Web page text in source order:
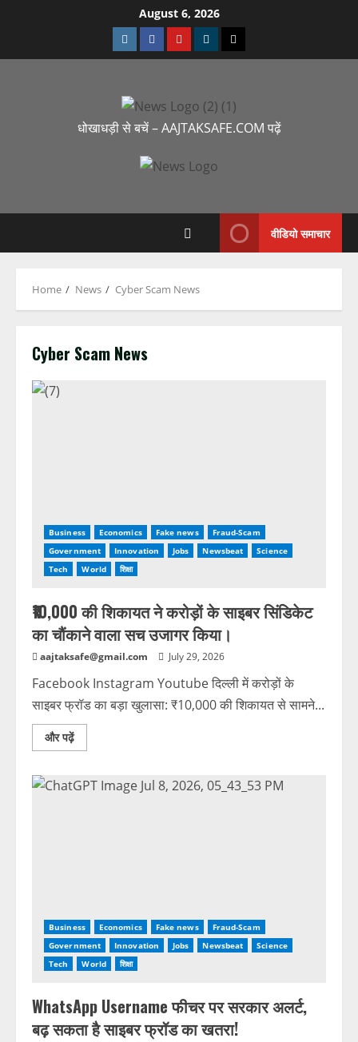
August 6, 2026
धोखाधड़ी से बचें – AAJTAKSAFE.COM पढ़ें
वीडियो समाचार
Home News Cyber Scam News
Cyber Scam News
Business Economics Fake news
Fraud-Scam
Government
Innovation Jobs Newsbeat
Science
Tech
World शिक्षा
₹10,000 की शिकायत ने करोड़ों के साइबर सिंडिकेट
का चौंकाने वाला सच उजागर किया।
aajtaksafe@gmail.com July 29, 2026
Facebook Instagram Youtube दिल्ली में करोड़ों के
साइबर फ्रॉड का बड़ा खुलासा: ₹10,000 की शिकायत से सामने...
और पढ़ें
Business Economics Fake news
Fraud-Scam
Government
Innovation Jobs Newsbeat
Science
Tech
World शिक्षा
WhatsApp Username फीचर पर सरकार अलर्ट,
बढ़ सकता है साइबर फ्रॉड का खतरा!